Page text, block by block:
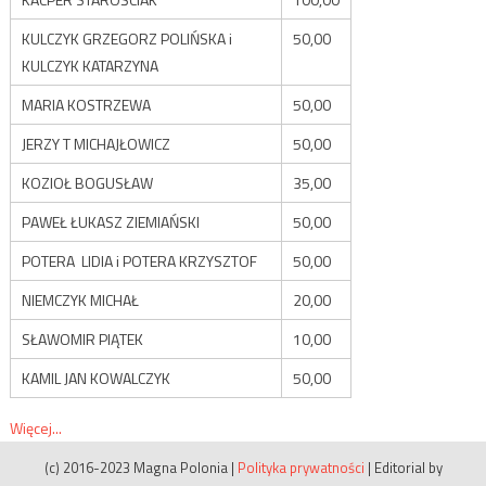
KULCZYK GRZEGORZ POLIŃSKA i
KULCZYK KATARZYNA
50,00
MARIA KOSTRZEWA
50,00
JERZY T MICHAJŁOWICZ
50,00
KOZIOŁ BOGUSŁAW
35,00
PAWEŁ ŁUKASZ ZIEMIAŃSKI
50,00
POTERA LIDIA i POTERA KRZYSZTOF
50,00
NIEMCZYK MICHAŁ
20,00
SŁAWOMIR PIĄTEK
10,00
KAMIL JAN KOWALCZYK
50,00
Więcej...
(c) 2016-2023 Magna Polonia | Polityka prywatności | Editorial by